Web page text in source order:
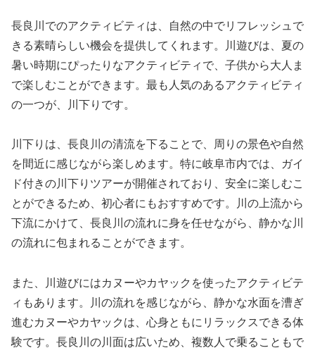
長良川でのアクティビティは、自然の中でリフレッシュで
きる素晴らしい機会を提供してくれます。川遊びは、夏の
暑い時期にぴったりなアクティビティで、子供から大人ま
で楽しむことができます。最も人気のあるアクティビティ
の一つが、川下りです。
川下りは、長良川の清流を下ることで、周りの景色や自然
を間近に感じながら楽しめます。特に岐阜市内では、ガイ
ド付きの川下りツアーが開催されており、安全に楽しむこ
とができるため、初心者にもおすすめです。川の上流から
下流にかけて、長良川の流れに身を任せながら、静かな川
の流れに包まれることができます。
また、川遊びにはカヌーやカヤックを使ったアクティビテ
ィもあります。川の流れを感じながら、静かな水面を漕ぎ
進むカヌーやカヤックは、心身ともにリラックスできる体
験です。長良川の川面は広いため、複数人で乗ることもで